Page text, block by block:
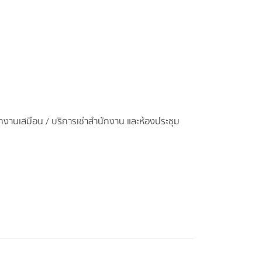
นเสมือน / บริการเช่าสำนักงาน และห้องประชุม